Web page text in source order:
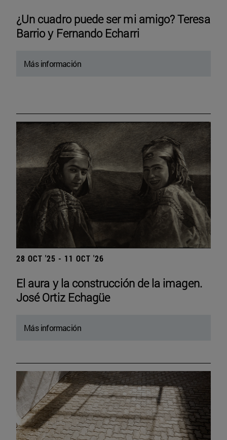
¿Un cuadro puede ser mi amigo? Teresa
Barrio y Fernando Echarri
Más información
28 OCT '25 - 11 OCT '26
El aura y la construcción de la imagen.
José Ortiz Echagüe
Más información